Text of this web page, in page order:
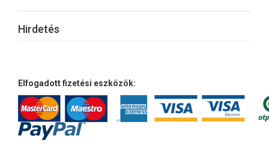
Hirdetés
Elfogadott fizetési eszközök: